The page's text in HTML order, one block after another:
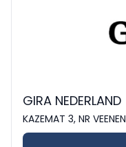
GIRA NEDERLAND
KAZEMAT 3, NR